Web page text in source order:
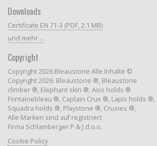
Downloads
Certificate EN 71-3 (PDF, 2.1 MB)
und mehr ...
Copyright
Copyright 2026 Bleaustone Alle Inhalte ©
Copyright 2026: Bleaustone ®, Bleaustone
climber ®, Elephant skin ®, Axis holds ®
Fontainebleau ®, Captain Crux ®, Lapis holds ®,
Squadra holds ®, Playstone ®, Cruxies ®,
Alle Marken sind auf registriert
Firma Schlamberger P & J d.o.o.
Cookie Policy